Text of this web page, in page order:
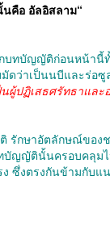
คือ อัลอิสลาม“
ดว่าเป็นนบีและร่อ
ผู้ปฏิเสธศรัทธาแล
ษาอัตลักษณ์ของช
บัญญัตินั้นครอบคลุม
ซึ่งตรงกันข้ามกับแ